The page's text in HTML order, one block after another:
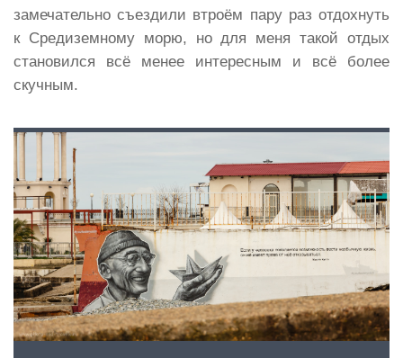
замечательно съездили втроём пару раз отдохнуть
к Средиземному морю, но для меня такой отдых
становился всё менее интересным и всё более
скучным.